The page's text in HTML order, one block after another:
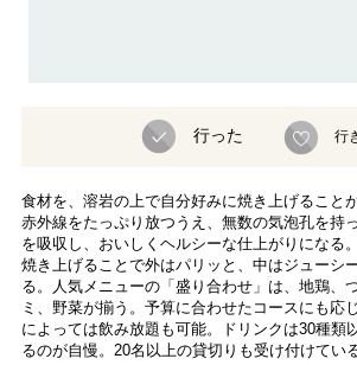
行った 行
食材を、溶岩の上で自分好みに焼き上げること
赤外線をたっぷり放つうえ、無数の気泡孔を持
を吸収し、おいしくヘルシーな仕上がりになる
焼き上げることで外はパリッと、中はジューシ
る。人気メニューの「盛り合わせ」は、地鶏、
ミ、野菜が揃う。予算に合わせたコースにも応
によっては飲み放題も可能。ドリンクは30種類
るのが自慢。20名以上の貸切りも受け付けている